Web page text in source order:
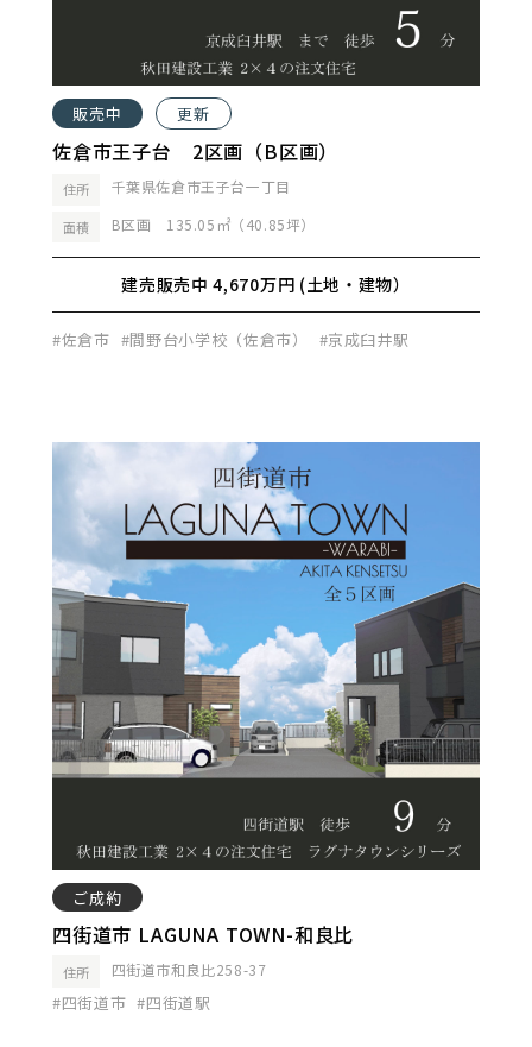
販売中 更新
佐倉市王子台 2区画（B区画）
住所 千葉県佐倉市王子台一丁目
面積 B区画 135.05㎡（40.85坪）
建売販売中 4,670万円 (土地・建物）
#佐倉市 #間野台小学校（佐倉市） #京成臼井駅
ご成約
四街道市 LAGUNA TOWN-和良比
住所 四街道市和良比258-37
#四街道市 #四街道駅